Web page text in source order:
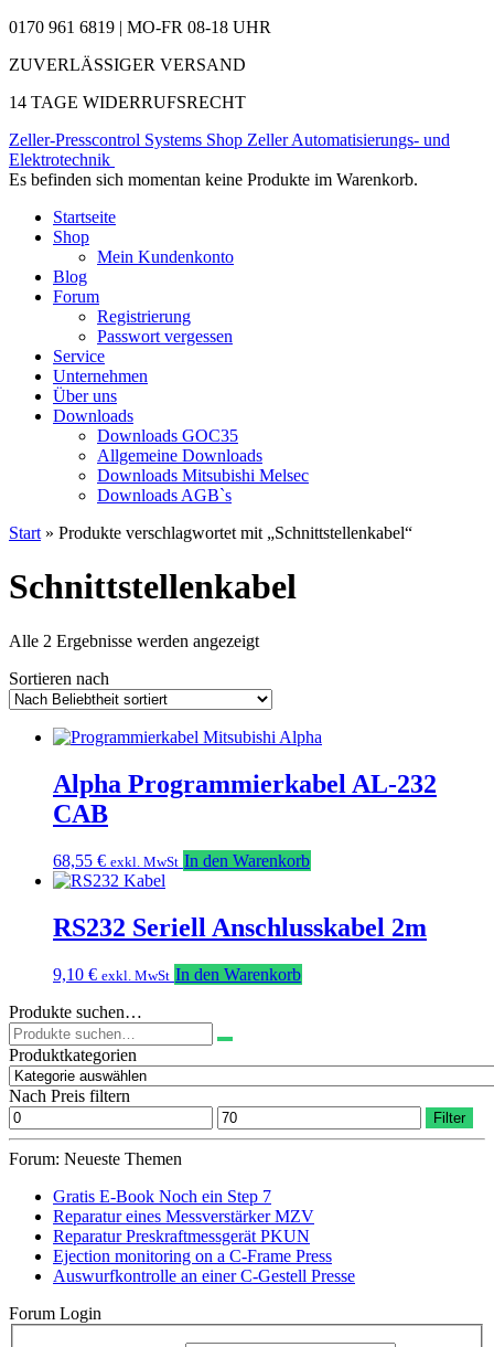
0170 961 6819 | MO-FR 08-18 UHR
ZUVERLÄSSIGER VERSAND
14 TAGE WIDERRUFSRECHT
Zeller-Presscontrol Systems Shop Zeller Automatisierungs- und
Elektrotechnik
Es befinden sich momentan keine Produkte im Warenkorb.
Startseite
Shop
Mein Kundenkonto
Blog
Forum
Registrierung
Passwort vergessen
Service
Unternehmen
Über uns
Downloads
Downloads GOC35
Allgemeine Downloads
Downloads Mitsubishi Melsec
Downloads AGB`s
Start » Produkte verschlagwortet mit „Schnittstellenkabel“
Schnittstellenkabel
Alle 2 Ergebnisse werden angezeigtNach
Sortieren nach
Alpha Programmierkabel AL-232
CAB
68,55 € exkl. MwSt In den Warenkorb
RS232 Seriell Anschlusskabel 2m
9,10 € exkl. MwSt In den Warenkorb
Produkte suchen…
Suchen
nach:
Produktkategorien
Nach Preis filtern
Min.
Preis
Max.
Preis
Filter
Forum: Neueste Themen
Gratis E-Book Noch ein Step 7
Reparatur eines Messverstärker MZV
Reparatur Preskraftmessgerät PKUN
Ejection monitoring on a C-Frame Press
Auswurfkontrolle an einer C-Gestell Presse
Forum Login